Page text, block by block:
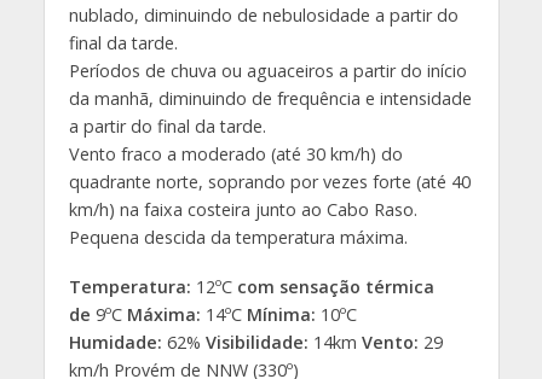
nublado, diminuindo de nebulosidade a partir do
final da tarde.
Períodos de chuva ou aguaceiros a partir do início
da manhã, diminuindo de frequência e intensidade
a partir do final da tarde.
Vento fraco a moderado (até 30 km/h) do
quadrante norte, soprando por vezes forte (até 40
km/h) na faixa costeira junto ao Cabo Raso.
Pequena descida da temperatura máxima.
Temperatura: 12ºC com sensação térmica
de 9ºCMáxima: 14ºC Mínima: 10ºC
Humidade: 62% Visibilidade: 14km Vento: 29
km/h Provém de NNW (330º)